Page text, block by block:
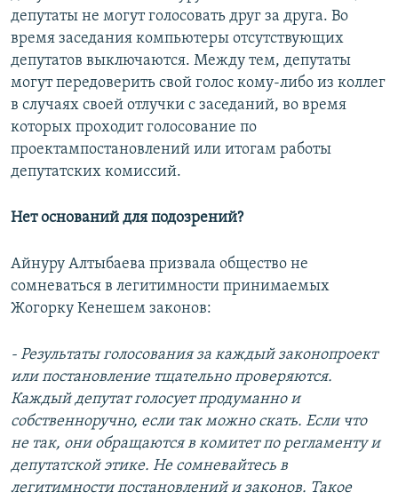
депутаты не могут голосовать друг за друга. Во
время заседания компьютеры отсутствующих
депутатов выключаются. Между тем, депутаты
могут передоверить свой голос кому-либо из коллег
в случаях своей отлучки с заседаний, во время
которых проходит голосование по
проектампостановлений или итогам работы
депутатских комиссий.
Нет оснований для подозрений?
Айнуру Алтыбаева призвала общество не
сомневаться в легитимности принимаемых
Жогорку Кенешем законов:
- Результаты голосования за каждый законопроект
или постановление тщательно проверяются.
Каждый депутат голосует продуманно и
собственноручно, если так можно скать. Если что
не так, они обращаются в комитет по регламенту и
депутатской этике. Не сомневайтесь в
легитимности постановлений и законов. Такое